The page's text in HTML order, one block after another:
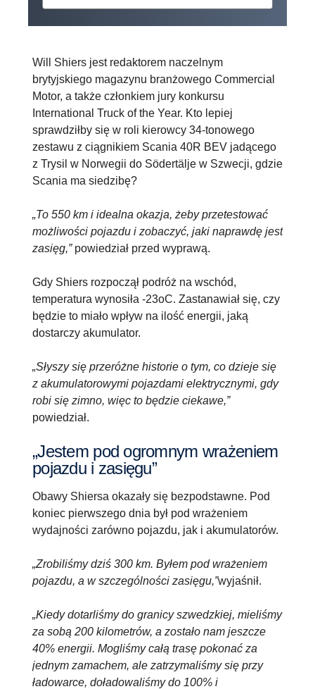
Will Shiers jest redaktorem naczelnym
brytyjskiego magazynu branżowego Commercial
Motor, a także członkiem jury konkursu
International Truck of the Year. Kto lepiej
sprawdziłby się w roli kierowcy 34-tonowego
zestawu z ciągnikiem Scania 40R BEV jadącego
z Trysil w Norwegii do Södertälje w Szwecji, gdzie
Scania ma siedzibę?
„To 550 km i idealna okazja, żeby przetestować
możliwości pojazdu i zobaczyć, jaki naprawdę jest
zasięg,”powiedział przed wyprawą.
Gdy Shiers rozpoczął podróż na wschód,
temperatura wynosiła -23oC. Zastanawiał się, czy
będzie to miało wpływ na ilość energii, jaką
dostarczy akumulator.
„Słyszy się przeróżne historie o tym, co dzieje się
z akumulatorowymi pojazdami elektrycznymi, gdy
robi się zimno, więc to będzie ciekawe,”
powiedział.
„Jestem pod ogromnym wrażeniem
pojazdu i zasięgu”
Obawy Shiersa okazały się bezpodstawne. Pod
koniec pierwszego dnia był pod wrażeniem
wydajności zarówno pojazdu, jak i akumulatorów.
„Zrobiliśmy dziś 300 km. Byłem pod wrażeniem
pojazdu, a w szczególności zasięgu,”wyjaśnił.
„Kiedy dotarliśmy do granicy szwedzkiej, mieliśmy
za sobą 200 kilometrów, a zostało nam jeszcze
40% energii. Mogliśmy całą trasę pokonać za
jednym zamachem, ale zatrzymaliśmy się przy
ładowarce, doładowaliśmy do 100% i